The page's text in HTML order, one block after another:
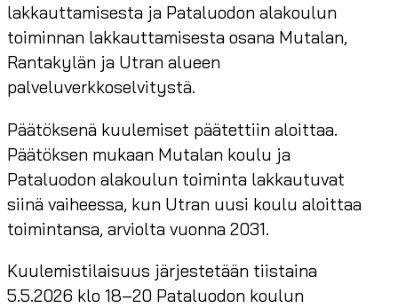
lakkauttamisesta ja Pataluodon alakoulun
toiminnan lakkauttamisesta osana Mutalan,
Rantakylän ja Utran alueen
palveluverkkoselvitystä.
Päätöksenä kuulemiset päätettiin aloittaa.
Päätöksen mukaan Mutalan koulu ja
Pataluodon alakoulun toiminta lakkautuvat
siinä vaiheessa, kun Utran uusi koulu aloittaa
toimintansa, arviolta vuonna 2031.
Kuulemistilaisuus järjestetään tiistaina
5.5.2026 klo 18–20 Pataluodon koulun